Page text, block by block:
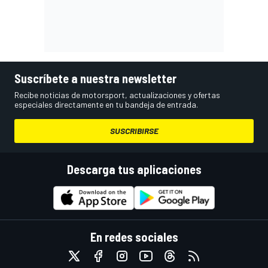
Suscríbete a nuestra newsletter
Recibe noticias de motorsport, actualizaciones y ofertas
especiales directamente en tu bandeja de entrada.
SUSCRIBIRSE
Descarga tus aplicaciones
En redes sociales